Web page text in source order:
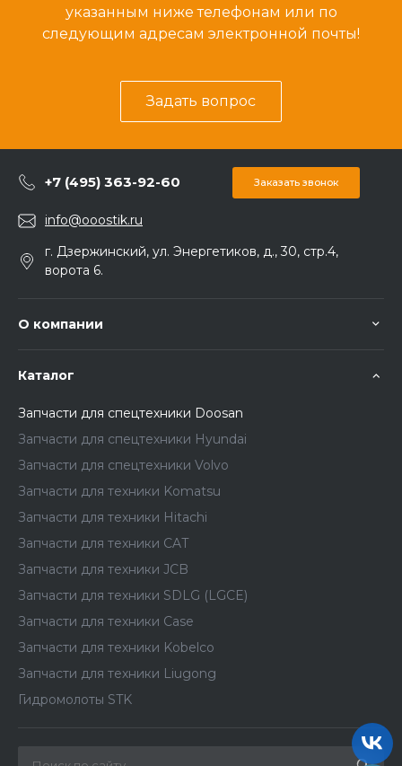
указанным ниже телефонам или по
следующим адресам электронной почты!
Задать вопрос
+7 (495) 363-92-60 Заказать звонок
info@ooostik.ru
г. Дзержинский, ул. Энергетиков, д., 30, стр.4,
ворота 6.
О компании
Каталог
Запчасти для спецтехники Doosan
Запчасти для спецтехники Hyundai
Запчасти для спецтехники Volvo
Запчасти для техники Komatsu
Запчасти для техники Hitachi
Запчасти для техники CAT
Запчасти для техники JCB
Запчасти для техники SDLG (LGCE)
Запчасти для техники Case
Запчасти для техники Kobelco
Запчасти для техники Liugong
Гидромолоты STK